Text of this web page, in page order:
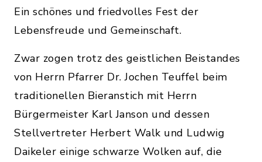
Ein schönes und friedvolles Fest der
Lebensfreude und Gemeinschaft.
Zwar zogen trotz des geistlichen Beistandes
von Herrn Pfarrer Dr. Jochen Teuffel beim
traditionellen Bieranstich mit Herrn
Bürgermeister Karl Janson und dessen
Stellvertreter Herbert Walk und Ludwig
Daikeler einige schwarze Wolken auf, die